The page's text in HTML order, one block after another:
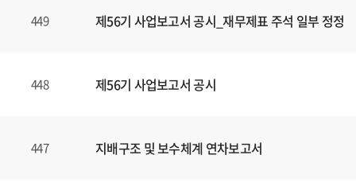
449 제56기 사업보고서 공시_재무제표 주석 일부 정정
448 제56기 사업보고서 공시
447 지배구조 및 보수체계 연차보고서